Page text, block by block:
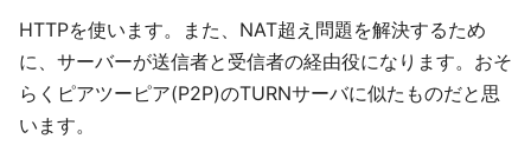
HTTPを使います。また、NAT超え問題を解決するため
に、サーバーが送信者と受信者の経由役になります。おそ
らくピアツーピア(P2P)のTURNサーバに似たものだと思
います。